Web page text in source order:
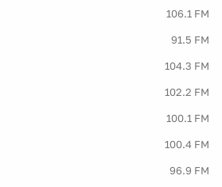
106.1 FM
91.5 FM
104.3 FM
102.2 FM
100.1 FM
100.4 FM
96.9 FM